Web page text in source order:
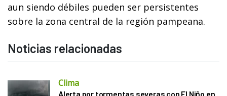
aun siendo débiles pueden ser persistentes
sobre la zona central de la región pampeana.
Noticias relacionadas
Clima
Alerta por tormentas severas con El Niño en